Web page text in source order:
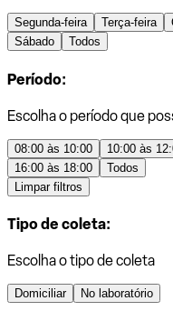
Segunda-feira Terça-feira
Sábado
Todos
Período:
Escolha o período que
08:00 às 10:00 10:00 às
16:00 às 18:00
Todos
Limpar filtros
Tipo de coleta:
Escolha o tipo de coleta
Domiciliar No laboratório